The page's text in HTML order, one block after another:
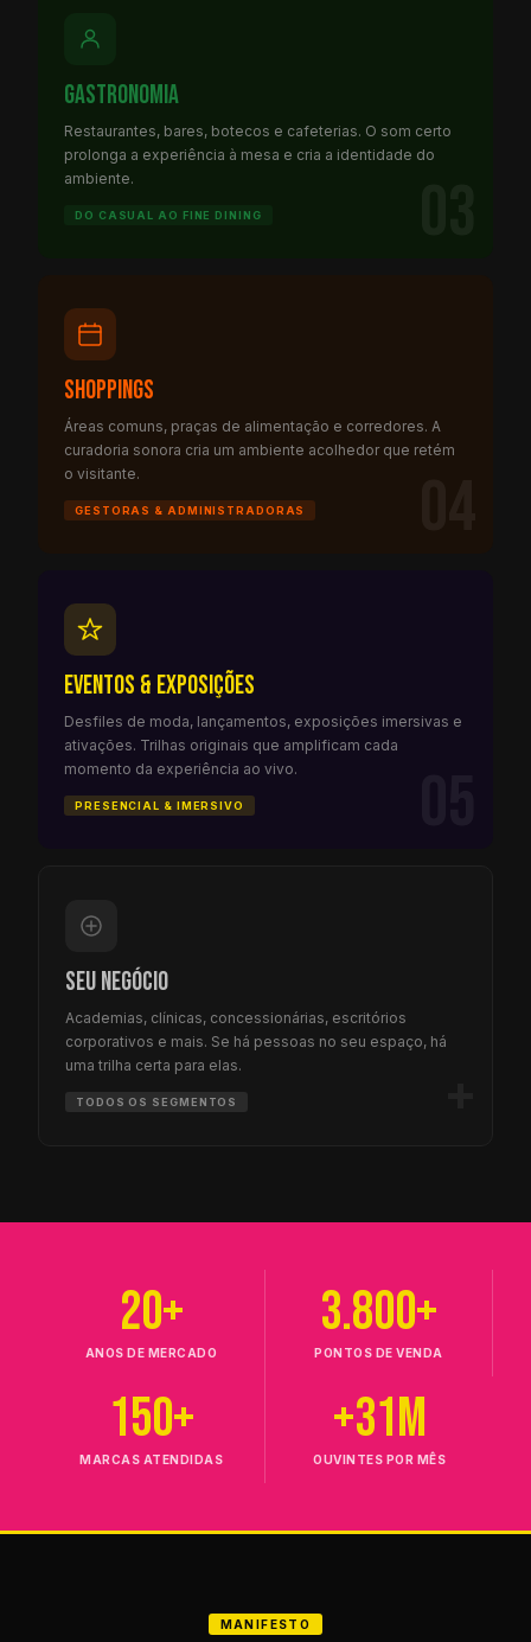
Gastronomia
Restaurantes, bares, botecos e cafeterias. O som certo
prolonga a experiência à mesa e cria a identidade do
ambiente.
DO CASUAL AO FINE DINING
Shoppings
Áreas comuns, praças de alimentação e corredores. A
curadoria sonora cria um ambiente acolhedor que retém
o visitante.
GESTORAS & ADMINISTRADORAS
Eventos & Exposições
Desfiles de moda, lançamentos, exposições imersivas e
ativações. Trilhas originais que amplificam cada
momento da experiência ao vivo.
PRESENCIAL & IMERSIVO
Seu negócio
Academias, clínicas, concessionárias, escritórios
corporativos e mais. Se há pessoas no seu espaço, há
uma trilha certa para elas.
TODOS OS SEGMENTOS
20+
ANOS DE MERCADO
3.800+
PONTOS DE VENDA
150+
MARCAS ATENDIDAS
+31M
OUVINTES POR MÊS
MANIFESTO